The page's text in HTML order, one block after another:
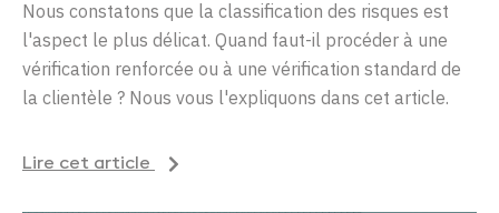
Nous constatons que la classification des risques est
l'aspect le plus délicat. Quand faut-il procéder à une
vérification renforcée ou à une vérification standard de
la clientèle ? Nous vous l'expliquons dans cet article.
Lire cet article